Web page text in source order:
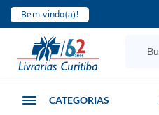
Bem-vindo(a)!
CATEGORIAS